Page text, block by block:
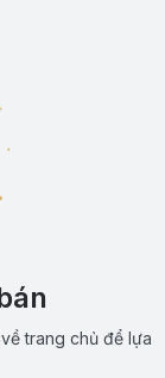
trang chủ để lựa